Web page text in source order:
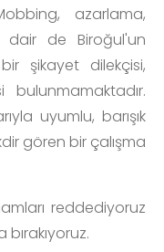
azarlama,
dair de Biroğul'un
şikayet dilekçisi,
uyumlu, barışık
gören bir çalışma
reddediyoruz